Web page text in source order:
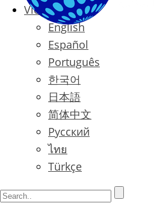
Vietnamese
English
Español
Português
한국어
日本語
简体中文
Русский
ไทย
Türkçe